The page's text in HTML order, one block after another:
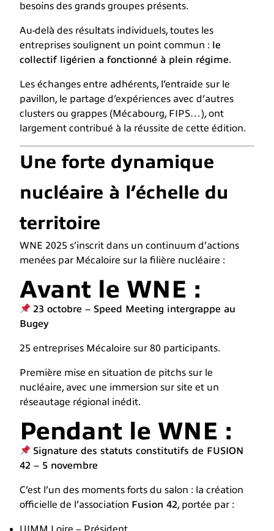
besoins des grands groupes présents.
Au-delà des résultats individuels, toutes les
entreprises soulignent un point commun : le
collectif ligérien a fonctionné à plein régime.
Les échanges entre adhérents, l’entraide sur le
pavillon, le partage d’expériences avec d’autres
clusters ou grappes (Mécabourg, FIPS…), ont
largement contribué à la réussite de cette édition.
Une forte dynamique
nucléaire à l’échelle du
territoire
WNE 2025 s’inscrit dans un continuum d’actions
menées par Mécaloire sur la filière nucléaire :
Avant le WNE :
23 octobre – Speed Meeting intergrappe au
Bugey
25 entreprises Mécaloire sur 80 participants.
Première mise en situation de pitchs sur le
nucléaire, avec une immersion sur site et un
réseautage régional inédit.
Pendant le WNE :
Signature des statuts constitutifs de FUSION
42 – 5 novembre
C’est l’un des moments forts du salon : la création
officielle de l’association Fusion 42, portée par :